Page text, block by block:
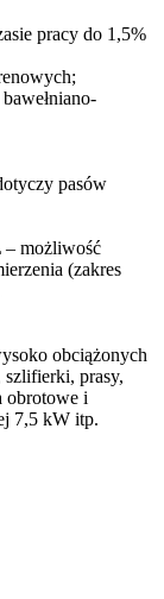
pracy do 1,5%
pasów
– możliwość
(zakres
obciążonych
szlifierki, prasy,
obrotowe i
7,5 kW itp.